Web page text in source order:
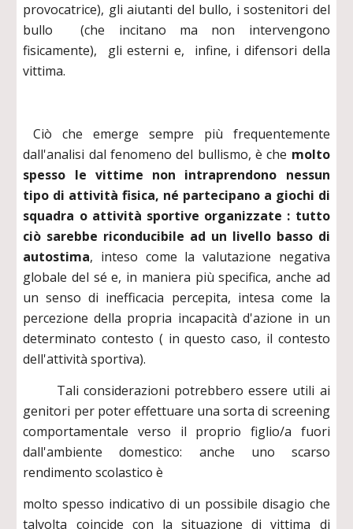
provocatrice), gli aiutanti del bullo, i sostenitori del
bullo (che incitano ma non intervengono
fisicamente), gli esterni e, infine, i difensori della
vittima.
Ciò che emerge sempre più frequentemente
dall'analisi dal fenomeno del bullismo, è che molto
spesso le vittime non intraprendono nessun
tipo di attività fisica, né partecipano a giochi di
squadra o attività sportive organizzate : tutto
ciò sarebbe riconducibile ad un livello basso di
autostima, inteso come la valutazione negativa
globale del sé e, in maniera più specifica, anche ad
un senso di inefficacia percepita, intesa come la
percezione della propria incapacità d'azione in un
determinato contesto ( in questo caso, il contesto
dell'attività sportiva).
Tali considerazioni potrebbero essere utili ai
genitori per poter effettuare una sorta di screening
comportamentale verso il proprio figlio/a fuori
dall'ambiente domestico: anche uno scarso
rendimento scolastico è
molto spesso indicativo di un possibile disagio che
talvolta coincide con la situazione di vittima di